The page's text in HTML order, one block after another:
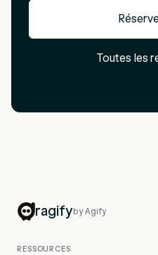
Toutes les
ragifyby Agify
RESSOURCES